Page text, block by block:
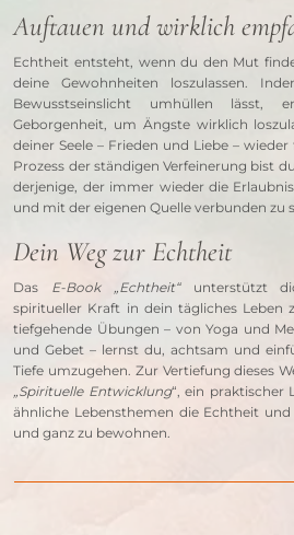
Auftauen und wirklich
Echtheit entsteht, wenn du den Mut
deine Gewohnheiten loszulassen.
Bewusstseinslicht umhüllen lässt,
Geborgenheit, um Ängste wirklich
deiner Seele – Frieden und Liebe –
Prozess der ständigen Verfeinerung bist
derjenige, der immer wieder die
und mit der eigenen Quelle verbunden zu
Dein Weg zur Echtheit
Das E-Book „Echtheit“ unterstützt
spiritueller Kraft in dein tägliches Leben
tiefgehende Übungen – von Yoga und
und Gebet – lernst du, achtsam und
Tiefe umzugehen. Zur Vertiefung dieses
„Spirituelle Entwicklung“, ein praktischer
ähnliche Lebensthemen die Echtheit
und ganz zu bewohnen.